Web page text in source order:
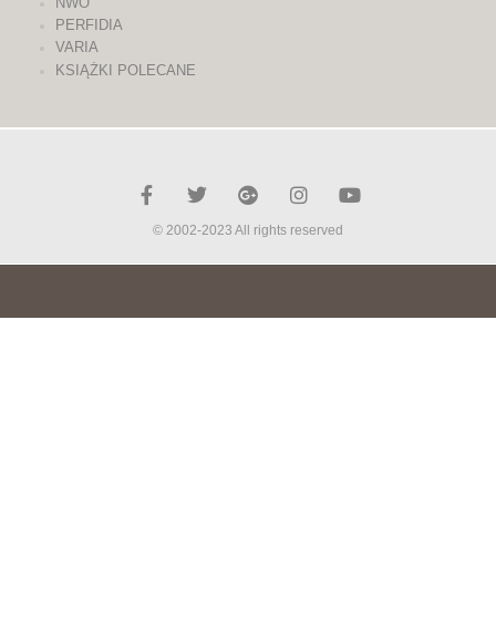
PERFIDIA
VARIA
KSIĄŻKI POLECANE
© 2002-2023 All rights reserved